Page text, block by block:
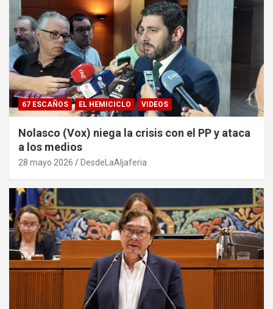
67 ESCAÑOS EL HEMICICLO VIDEOS
Nolasco (Vox) niega la crisis con el PP y ataca
a los medios
28 mayo 2026 DesdeLaAljaferia